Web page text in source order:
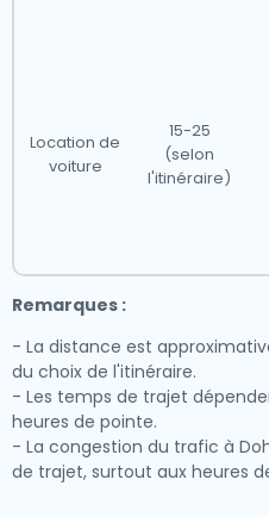
Location de
voiture
15-25
(selon
l'itinéraire)
Remarques :
- La distance est
du choix de l'itinéraire.
- Les temps de trajet
heures de pointe.
- La congestion du trafic à
de trajet, surtout aux heures